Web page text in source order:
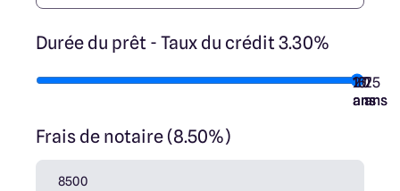
Durée du prêt - Taux du crédit 3.30%
7
ans
10
ans
15
ans
20
ans
25
ans
Frais de notaire (8.50%)